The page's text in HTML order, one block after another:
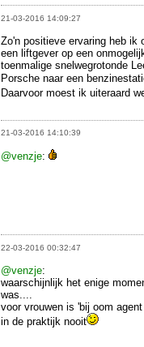
21-03-2016 14:09:27
Zo'n positieve ervaring heb ik
een liftgever op een
toenmalige snelwegrotonde
Porsche naar een
Daarvoor moest ik uiteraard
21-03-2016 14:10:39
@venzje:
22-03-2016 00:32:47
@venzje:
waarschijnlijk het enige
was....
voor vrouwen is 'bij oom
in de praktijk nooit